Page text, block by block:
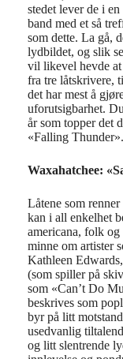
stedet lever de i
band med et så
som dette. La gå,
lydbildet, og slik
vil likevel hevde
fra tre låtskrivere,
det har mest å
uforutsigbarhet.
år som topper det
«Falling
Waxahatchee:
Låtene som
kan i all enkelhet
americana, folk
minne om artister
Kathleen
(som spiller på
som «Can’t Do
beskrives som
byr på litt
usedvanlig
og litt slentrende